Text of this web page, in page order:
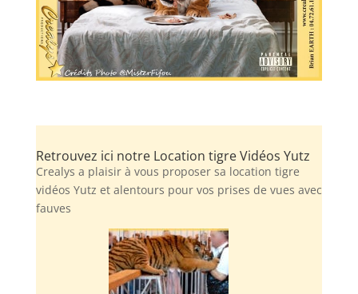
Retrouvez ici notre Location tigre Vidéos Yutz
Crealys a plaisir à vous proposer sa location tigre
vidéos Yutz et alentours pour vos prises de vues avec
fauves